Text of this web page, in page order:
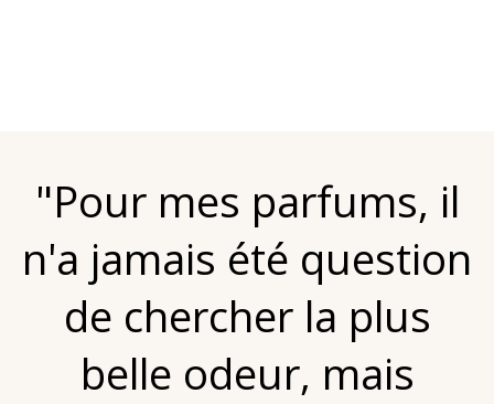
"Pour mes parfums, il
n'a jamais été question
de chercher la plus
belle odeur, mais